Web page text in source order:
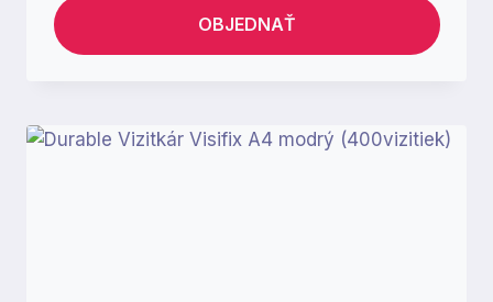
OBJEDNAŤ